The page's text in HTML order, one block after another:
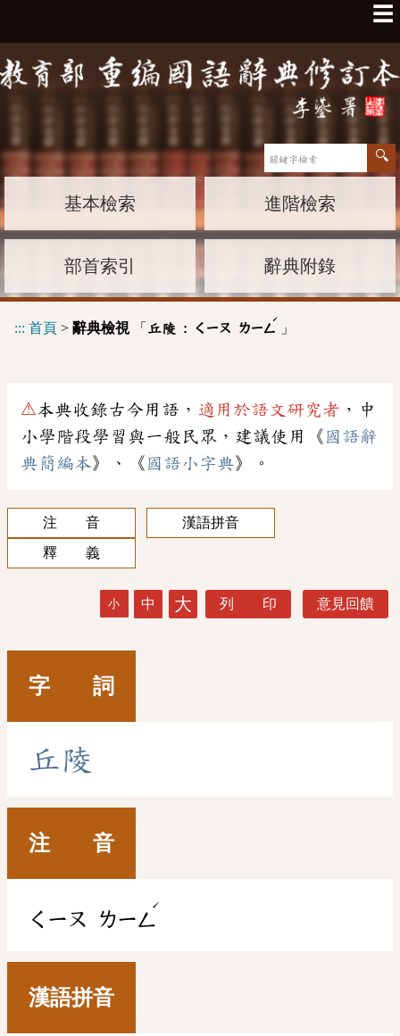
☰
基本檢索 進階檢索
部首索引 辭典附錄
::: 首頁 > 辭典檢視「 丘陵 : ㄑㄧㄡ ㄌㄧㄥ
ˊ
」
⚠本典收錄古今用語， 適用於語文研究者 ，中
小學階段學習與一般民眾，建議使用《 國語辭
典簡編本》、《 國語小字典》。
注 音
漢語拼音
釋 義
小 中 大 列 印 意見回饋
字 詞
丘陵
注 音
ㄑㄧㄡ ㄌㄧㄥ
ˊ
漢語拼音